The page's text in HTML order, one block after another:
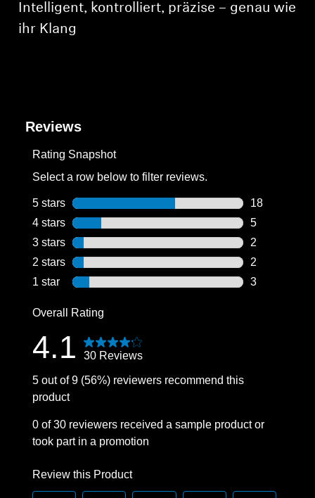
Intelligent, kontrolliert, präzise – genau wie
ihr Klang
Reviews
Rating Snapshot
Select a row below to filter reviews.
5 stars stars
18
18 reviews
4 stars stars
5
5 reviews
3 stars stars
2
2 reviews
2 stars stars
2
2 reviews
1 star stars
3
Overall Rating
4.1 30 Reviews
5 out of 9 (56%) reviewers recommend this
product
0 of 30 reviewers received a sample product or
took part in a promotion
Review this Product